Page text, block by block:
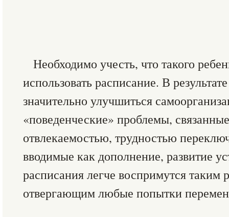
Необходимо учесть, что такого
использовать расписание. В
значительно улучшиться
«поведенческие» проблемы,
отвлекаемостью, трудностью
вводимые как дополнение, развитие
расписания легче воспримутся таким
отвергающим любые попытки